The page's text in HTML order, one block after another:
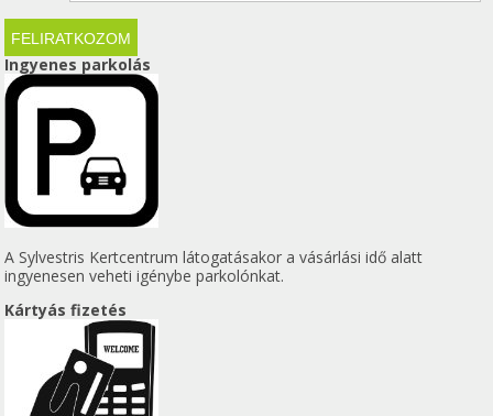
Ingyenes parkolás
A Sylvestris Kertcentrum látogatásakor a vásárlási idő alatt
ingyenesen veheti igénybe parkolónkat.
Kártyás fizetés